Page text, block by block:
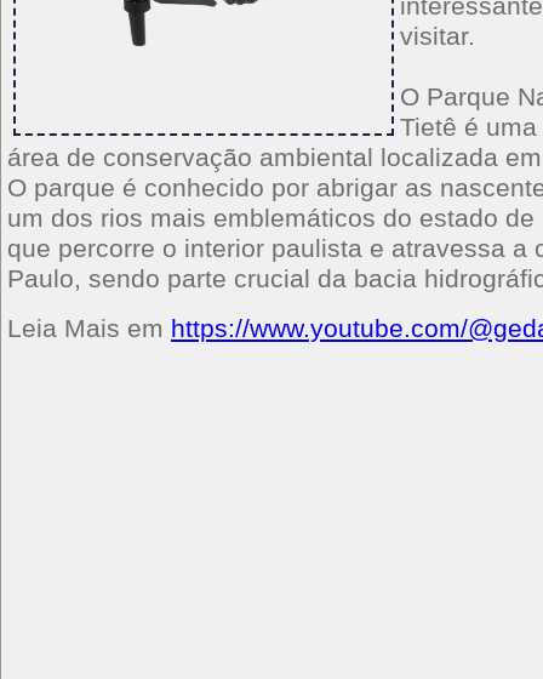
visitar.
O Parque
Tietê é
área de conservação ambiental localizada
O parque é conhecido por abrigar as
um dos rios mais emblemáticos do estado de
que percorre o interior paulista e atravessa a
Paulo, sendo parte crucial da bacia
Leia Mais em https://www.youtube.com/